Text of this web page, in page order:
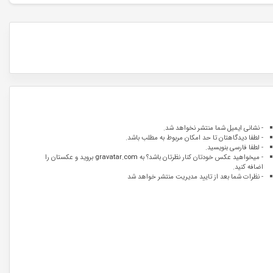
- نشانی ایمیل شما منتشر نخواهد شد.
- لطفا دیدگاهتان تا حد امکان مربوط به مطلب باشد.
- لطفا فارسی بنویسید.
- میخواهید عکس خودتان کنار نظرتان باشد؟ به gravatar.com بروید و عکستان را
اضافه کنید.
- نظرات شما بعد از تایید مدیریت منتشر خواهد شد